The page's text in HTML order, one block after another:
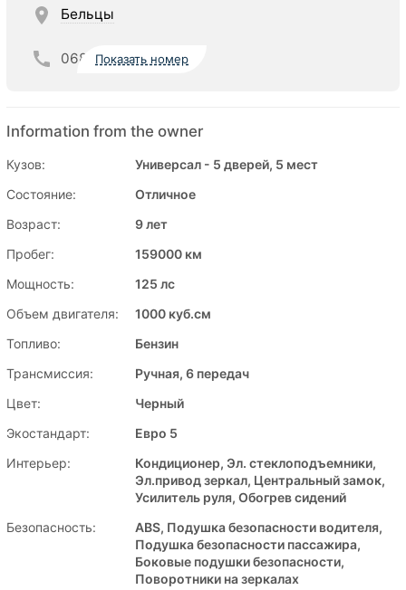
Бельцы
068 Показать номер
Information from the owner
Кузов:
Универсал - 5 дверей, 5 мест
Состояние:
Отличное
Возраст:
9 лет
Пробег:
159000 км
Мощность:
125 лс
Объем двигателя:
1000 куб.см
Топливо:
Бензин
Трансмиссия:
Ручная, 6 передач
Цвет:
Черный
Экостандарт:
Евро 5
Интерьер:
Кондиционер, Эл. стеклоподъемники,
Эл.привод зеркал, Центральный замок,
Усилитель руля, Обогрев сидений
Безопасность:
ABS, Подушка безопасности водителя,
Подушка безопасности пассажира,
Боковые подушки безопасности,
Поворотники на зеркалах